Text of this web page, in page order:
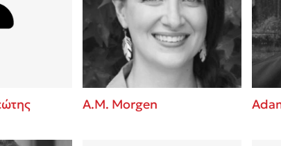
3 βιβλία που μπορείς
μια μέρα!
Εύκολη συνταγή για
από τον Άκη
Διακοπές με τα
παύση σε μετωπική
A.M. Morgen